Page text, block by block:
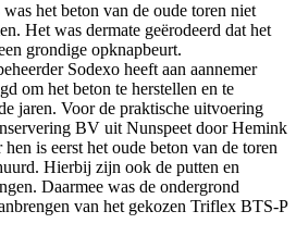
het beton van de oude toren niet
Het was dermate geërodeerd dat het
grondige opknapbeurt.
Sodexo heeft aan aannemer
om het beton te herstellen en te
jaren. Voor de praktische uitvoering
BV uit Nunspeet door Hemink
is eerst het oude beton van de toren
Hierbij zijn ook de putten en
Daarmee was de ondergrond
van het gekozen Triflex BTS-P